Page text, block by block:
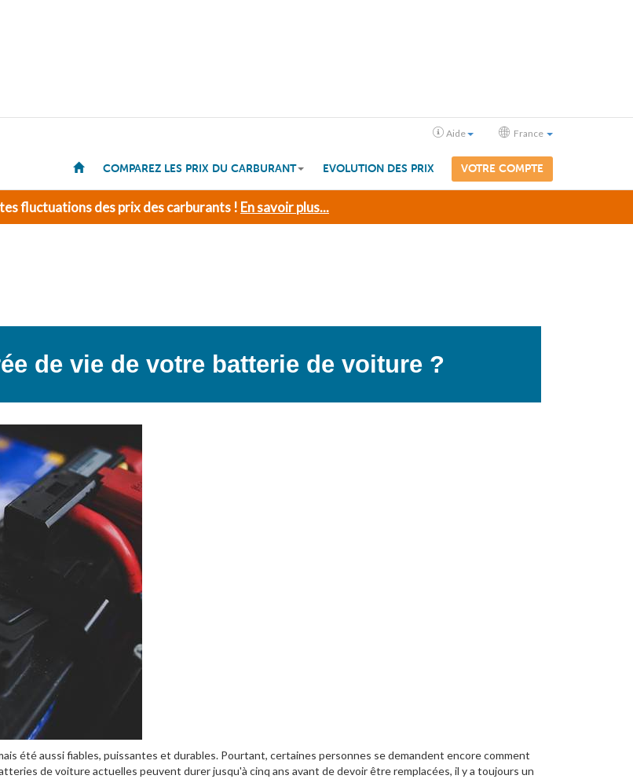
Aide France
COMPAREZ LES PRIX DU CARBURANT EVOLUTION DES PRIX VOTRE COMPTE
fluctuations des prix des carburants ! En savoir plus...
de vie de votre batterie de voiture ?
été aussi fiables, puissantes et durables. Pourtant, certaines personnes se demandent encore comment
de voiture actuelles peuvent durer jusqu'à cinq ans avant de devoir être remplacées, il y a toujours un